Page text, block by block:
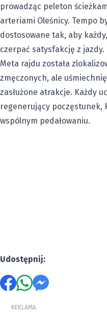
prowadząc peleton
arteriami Oleśnicy. Tempo
dostosowane tak, aby
czerpać satysfakcję z jazdy.
Meta rajdu została
zmęczonych, ale
zasłużone atrakcje. Każdy
regenerujący poczęstunek,
wspólnym pedałowaniu.
Udostępnij:
REKLAMA